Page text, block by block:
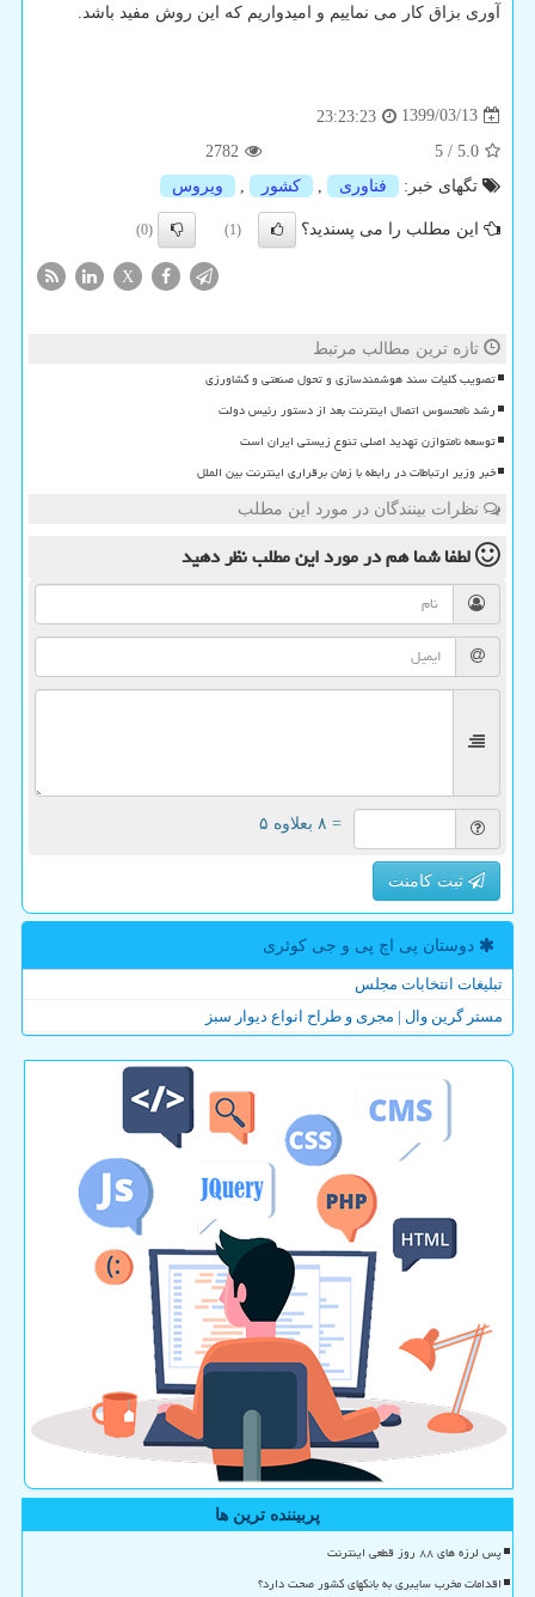
آوری بزاق کار می­ نماییم و امیدواریم که این روش مفید باشد.
1399/03/13
23:23:23
5.0
/
5
2782
تگهای خبر:
فناوری كشور ویروس
این مطلب را می پسندید؟ (1)
(0)
X
تازه ترین مطالب مرتبط
تصویب کلیات سند هوشمندسازی و تحول صنعتی و کشاورزی
رشد نامحسوس اتصال اینترنت بعد از دستور رئیس دولت
توسعه نامتوازن تهدید اصلی تنوع زیستی ایران است
خبر وزیر ارتباطات در رابطه با زمان برقراری اینترنت بین الملل
نظرات بینندگان در مورد این مطلب
لطفا شما همدر مورد این مطلبنظر دهید
= ۸ بعلاوه ۵
ثبت کامنت
دوستان پی اچ پی و جی كوئری
تبلیغات انتخابات مجلس
مستر گرین وال | مجری و طراح انواع دیوار سبز
پربیننده ترین ها
پس لرزه های ۸۸ روز قطعی اینترنت
اقدامات مخرب سایبری به بانکهای کشور صحت دارد؟